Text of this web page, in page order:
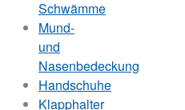
Schwämme
Mund-
und
Nasenbedeckung
Handschuhe
Klapphalter